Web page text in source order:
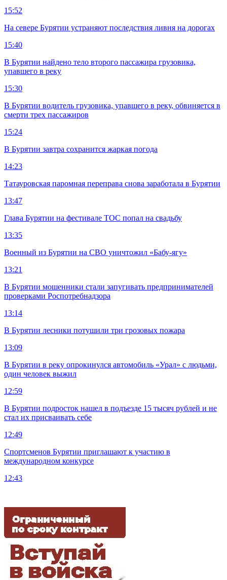
15:52
На севере Бурятии устраняют последствия ливня на дорогах
15:40
В Бурятии найдено тело второго пассажира грузовика,
упавшего в реку
15:30
В Бурятии водитель грузовика, упавшего в реку, обвиняется в
смерти трех пассажиров
15:24
В Бурятии завтра сохранится жаркая погода
14:23
Татауровская паромная переправа снова заработала в Бурятии
13:47
Глава Бурятии на фестивале ТОС попал на свадьбу
13:35
Военный из Бурятии на СВО уничтожил «Бабу-ягу»
13:21
В Бурятии мошенники стали запугивать предпринимателей
проверками Роспотребнадзора
13:14
В Бурятии лесники потушили три грозовых пожара
13:09
В Бурятии в реку опрокинулся автомобиль «Урал» с людьми,
один человек выжил
12:59
В Бурятии подросток нашел в подъезде 15 тысяч рублей и не
стал их присваивать себе
12:49
Спортсменов Бурятии приглашают к участию в
международном конкурсе
12:43